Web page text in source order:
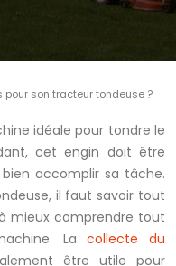
son tracteur tondeuse ?
idéale pour tondre le
cet engin doit être
accomplir sa tâche.
il faut savoir tout
mieux comprendre tout
Lacollecte du
être utile pour